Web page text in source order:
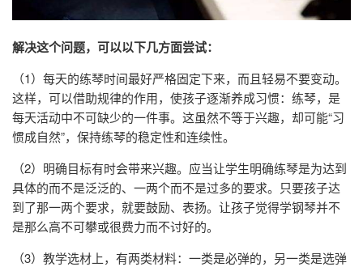
解决这个问题，可以以下几方面尝试：
（1）每天的练琴时间最好严格固定下来，而且轻易不要变动。
这样，可以借助规律的作用，使孩子逐渐养成习惯：练琴，是
每天活动中不可缺少的一件事。这虽然不等于兴趣，却可能“习
惯成自然”，保持练琴的稳定性和连续性。
（2）明确目标有时会带来兴趣。应当让学生明确练琴是为达到
具体的而不是泛泛的、一两个而不是过多的要求。只要孩子达
到了那一两个要求，就要鼓励、表扬。让孩子觉得学钢琴并不
是那么高不可攀或很费力而不讨好的。
（3）教学选材上，有两类材料：一类是必弹的，另一类是选弹